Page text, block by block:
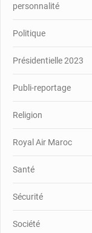
personnalité
Politique
Présidentielle 2023
Publi-reportage
Religion
Royal Air Maroc
Santé
Sécurité
Société